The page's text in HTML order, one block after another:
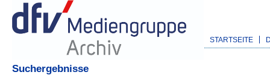
STARTSEITE
Suchergebnisse